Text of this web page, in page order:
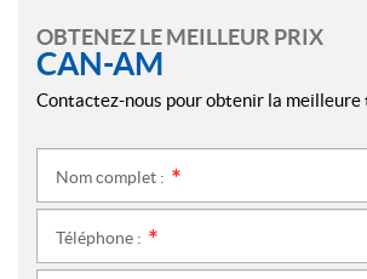
OBTENEZ LE MEILLEUR PRIX
CAN-AM
Contactez-nous pour obtenir la meilleure
Nom complet :
Téléphone :